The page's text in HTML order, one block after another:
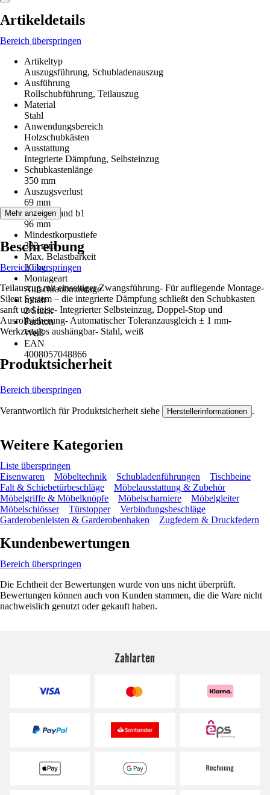
Artikeldetails
Bereich überspringen
Artikeltyp
Auszugsführung, Schubladenauszug
Ausführung
Rollschubführung, Teilauszug
Material
Stahl
Anwendungsbereich
Holzschubkästen
Ausstattung
Integrierte Dämpfung, Selbsteinzug
Schubkastenlänge
350 mm
Auszugsverlust
69 mm
Lochabstand b1
96 mm
Mindestkorpustiefe
303 mm
Max. Belastbarkeit
20 kg
Montageart
Aufschraubmontage
Inhalt
2 Stück
Farbton
Weiß
EAN
4008057048866
Mehr anzeigen
Beschreibung
Bereich überspringen
Teilauszug mit einseitiger Zwangsführung- Für aufliegende Montage-
Silent System – die integrierte Dämpfung schließt den Schubkasten
sanft und leise- Integrierter Selbsteinzug, Doppel-Stop und
Ausrollsicherung- Automatischer Toleranzausgleich ± 1 mm-
Werkzeuglos aushängbar- Stahl, weiß
Produktsicherheit
Bereich überspringen
Verantwortlich für Produktsicherheit siehe Herstellerinformationen .
Weitere Kategorien
Liste überspringen
Eisenwaren
Möbeltechnik Schubladenführungen
Tischbeine
Falt & Schiebetürbeschläge
Möbelausstattung & Zubehör
Möbelgriffe & Möbelknöpfe
Möbelscharniere
Möbelgleiter
Möbelschlösser
Türstopper
Verbindungsbeschläge
Garderobenleisten & Garderobenhaken
Zugfedern & Druckfedern
Kundenbewertungen
Bereich überspringen
Die Echtheit der Bewertungen wurde von uns nicht überprüft.
Bewertungen können auch von Kunden stammen, die die Ware nicht
nachweislich genutzt oder gekauft haben.
Zahlarten